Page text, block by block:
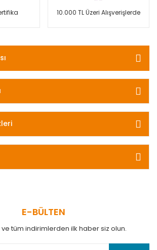
10.000 TL Üzeri Alışverişlerde
E-BÜLTEN
ve tüm indirimlerden ilk haber siz olun.